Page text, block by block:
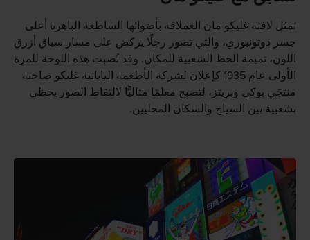
تمثل لافتة غليكو مان العملاقة بأضوائها الساطعة الباهرة أعلى
جسر دوتونبوري، والتي تصور رجلًا يركض على مسار سباق أزرق
اللون، تميمة الحظ الشعبية للمكان. وقد نُصبت هذه اللوحة للمرة
الأولى عام 1935 كإعلان لشركة الأطعمة اليابانية غليكو صاحبة
منتجَي بوكي وبريتز، لتصبح معلمًا مثاليًّا لالتقاط الصور يحظى
بشعبية بين السياح والسكان المحليين.